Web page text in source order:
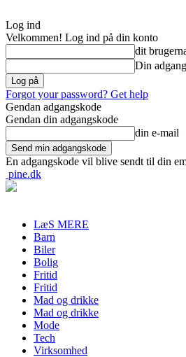
Log ind
Velkommen! Log ind på din konto
dit
Din
Forgot your password? Get help
Gendan adgangskode
Gendan din adgangskode
din e-mail
En adgangskode vil blive sendt til din
pine.dk
LæS MERE
Barn
Biler
Bolig
Fritid
Fritid
Mad og drikke
Mad og drikke
Mode
Tech
Virksomhed